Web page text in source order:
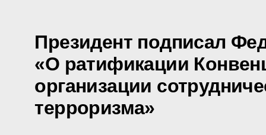
Президент подписал
«О ратификации
организации
терроризма»